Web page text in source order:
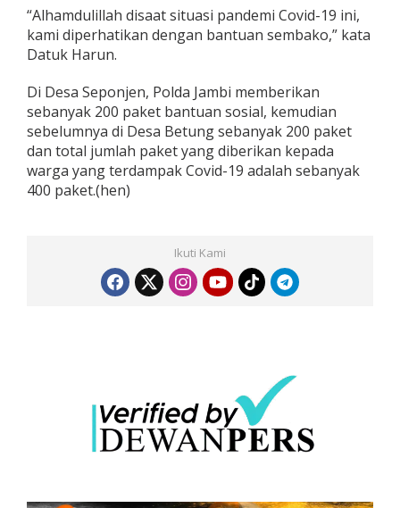
k
o
d
a
M
a
s
y
a
t
“Alhamdulillah disaat situasi pandemi Covid-19 ini,
kami diperhatikan dengan bantuan sembako,” kata
Datuk Harun.
Di Desa Seponjen, Polda Jambi memberikan
sebanyak 200 paket bantuan sosial, kemudian
sebelumnya di Desa Betung sebanyak 200 paket
dan total jumlah paket yang diberikan kepada
warga yang terdampak Covid-19 adalah sebanyak
400 paket.(hen)
Ikuti Kami